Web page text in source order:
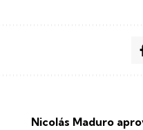
Nicolás Maduro